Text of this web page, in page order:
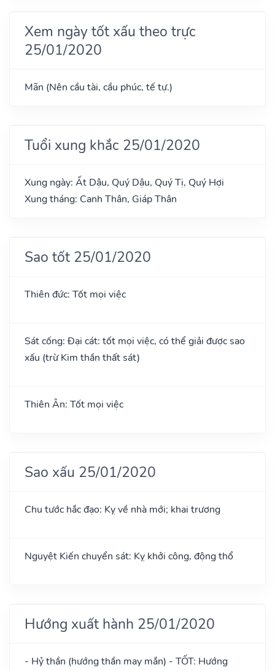
Xem ngày tốt xấu theo trực
25/01/2020
Mãn (Nên cầu tài, cầu phúc, tế tự.)
Tuổi xung khắc 25/01/2020
Xung ngày: Ất Dậu, Quý Dậu, Quý Tị, Quý Hợi
Xung tháng: Canh Thân, Giáp Thân
Sao tốt 25/01/2020
Thiên đức: Tốt mọi việc
Sát cống: Đại cát: tốt mọi việc, có thể giải được sao
xấu (trừ Kim thần thất sát)
Thiên Ân: Tốt mọi việc
Sao xấu 25/01/2020
Chu tước hắc đạo: Kỵ về nhà mới; khai trương
Nguyệt Kiến chuyển sát: Kỵ khởi công, động thổ
Hướng xuất hành 25/01/2020
- Hỷ thần (hướng thần may mắn) - TỐT: Hướng